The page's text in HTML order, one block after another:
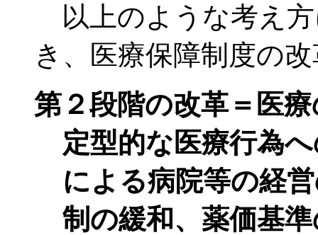
以上のような考え方
き、医療保障制度の
第２段階の改革＝医
定型的な医療行為
による病院等の経
制の緩和、薬価基